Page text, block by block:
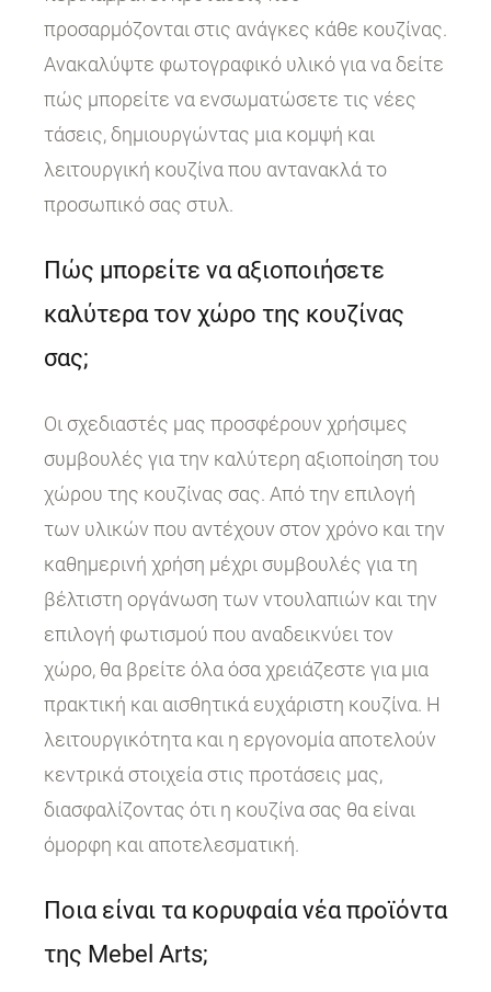
προσαρμόζονται στις ανάγκες κάθε κουζίνας.
Ανακαλύψτε φωτογραφικό υλικό για να δείτε
πώς μπορείτε να ενσωματώσετε τις νέες
τάσεις, δημιουργώντας μια κομψή και
λειτουργική κουζίνα που αντανακλά το
προσωπικό σας στυλ.
Πώς μπορείτε να αξιοποιήσετε
καλύτερα τον χώρο της κουζίνας
σας;
Οι σχεδιαστές μας προσφέρουν χρήσιμες
συμβουλές για την καλύτερη αξιοποίηση του
χώρου της κουζίνας σας. Από την επιλογή
των υλικών που αντέχουν στον χρόνο και την
καθημερινή χρήση μέχρι συμβουλές για τη
βέλτιστη οργάνωση των ντουλαπιών και την
επιλογή φωτισμού που αναδεικνύει τον
χώρο, θα βρείτε όλα όσα χρειάζεστε για μια
πρακτική και αισθητικά ευχάριστη κουζίνα. Η
λειτουργικότητα και η εργονομία αποτελούν
κεντρικά στοιχεία στις προτάσεις μας,
διασφαλίζοντας ότι η κουζίνα σας θα είναι
όμορφη και αποτελεσματική.
Ποια είναι τα κορυφαία νέα προϊόντα
της Mebel Arts;